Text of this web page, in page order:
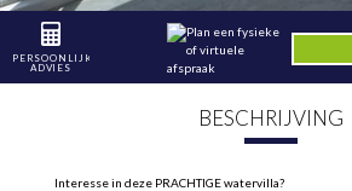
PERSOONLIJK
ADVIES
BESCHRIJVING
Interesse in deze PRACHTIGE watervilla?